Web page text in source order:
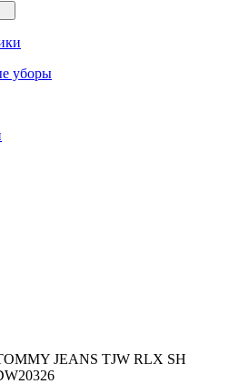
уборы
JEANS TJW RLX SH